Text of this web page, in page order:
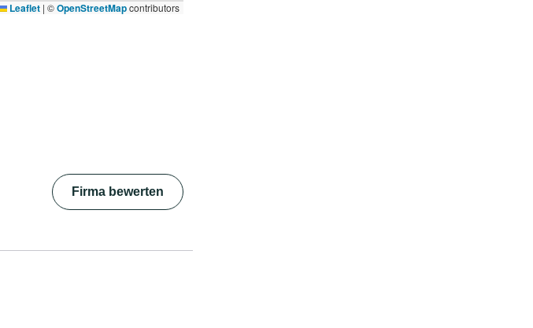
Leaflet | ©OpenStreetMapcontributors
Firma bewerten